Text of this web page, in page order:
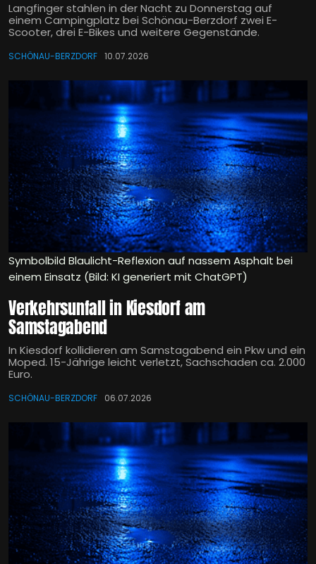
Langfinger stahlen in der Nacht zu Donnerstag auf
einem Campingplatz bei Schönau-Berzdorf zwei E-
Scooter, drei E-Bikes und weitere Gegenstände.
SCHÖNAU-BERZDORF 10.07.2026
Symbolbild Blaulicht-Reflexion auf nassem Asphalt bei
einem Einsatz (Bild: KI generiert mit ChatGPT)
Verkehrsunfall in Kiesdorf am
Samstagabend
In Kiesdorf kollidieren am Samstagabend ein Pkw und ein
Moped. 15-Jährige leicht verletzt, Sachschaden ca. 2.000
Euro.
SCHÖNAU-BERZDORF 06.07.2026